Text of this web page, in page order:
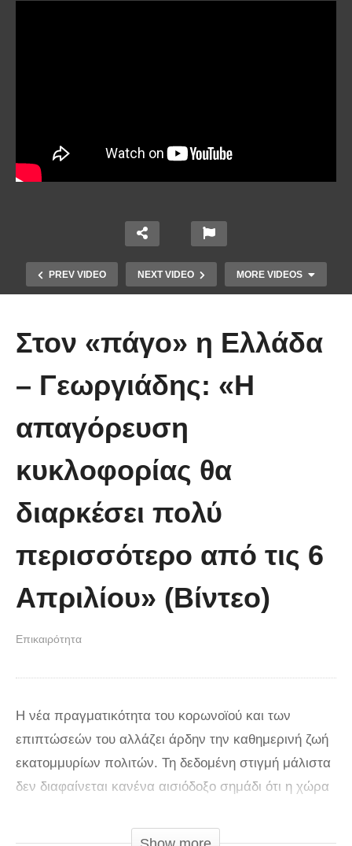
PREV VIDEO NEXT VIDEO MORE VIDEOS
πρώτη στιγμή και συγκίνησε το
νοηματική με ένα μικρό κορίτσι
Στον «πάγο» η Ελλάδα
– Γεωργιάδης: «Η
απαγόρευση
κυκλοφορίας θα
διαρκέσει πολύ
περισσότερο από τις 6
Απριλίου» (Βίντεο)
Επικαιρότητα
Η νέα πραγματικότητα του κορωνοϊού και των
επιπτώσεών του αλλάζει άρδην την καθημερινή ζωή
εκατομμυρίων πολιτών. Τη δεδομένη στιγμή μάλιστα
δεν διαφαίνεται κανένα αισιόδοξο σημάδι ότι η χώρα
πριν τα μέσα Μαϊου. Ο μήνας Απρίλιος θα είναι ένας